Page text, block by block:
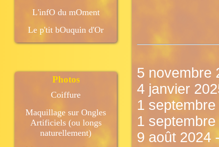
L'infO du mOment
Le p'tit bOuquin d'Or
Photos
Coiffure
Maquillage sur Ongles
Artificiels (ou longs
naturellement)
5 novembre
4 janvier
1 septembre
1
9 août 2024